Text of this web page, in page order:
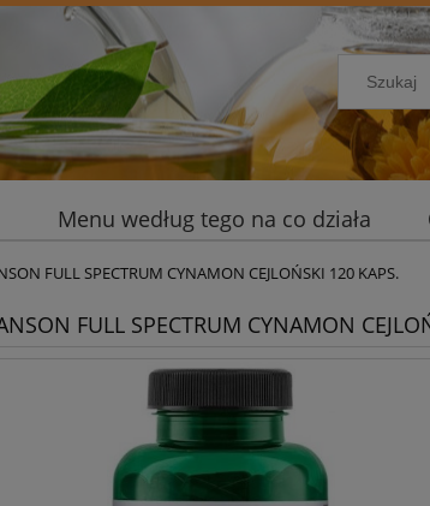
Menu według tego na co działa
FULL SPECTRUM CYNAMON CEJLOŃSKI 120 KAPS.
FULL SPECTRUM CYNAMON